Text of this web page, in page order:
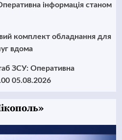
інформація станом
комплект обладнання для
вдома
ЗСУ: Оперативна
05.08.2026